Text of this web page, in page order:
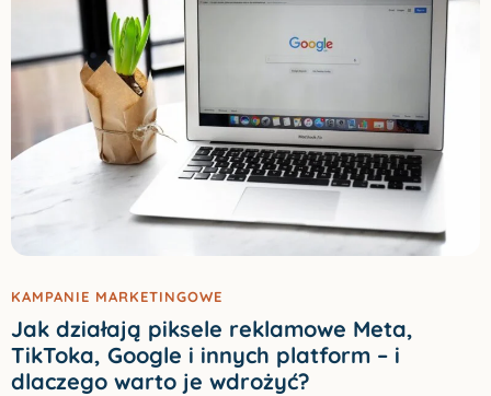
KAMPANIE MARKETINGOWE
Jak działają piksele reklamowe Meta,
TikToka, Google i innych platform – i
dlaczego warto je wdrożyć?